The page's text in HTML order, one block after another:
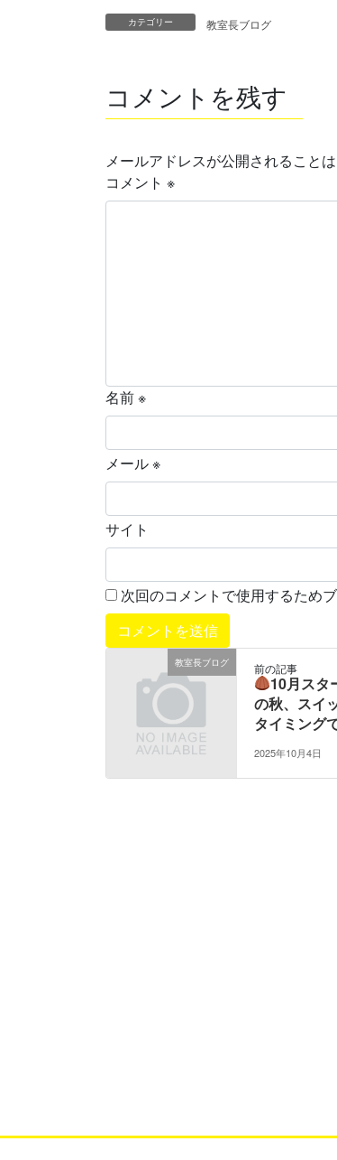
カテゴリー 教室長ブログ
コメントを残す
メールアドレスが公開されることは
コメント ※
名前※
メール※
サイト
次回のコメントで使用するため
教室長ブログ 前の記事
10月スタ
の秋、スイ
タイミング
2025年10月4日